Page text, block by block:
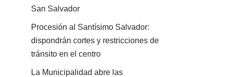
San Salvador
Procesión al Santísimo Salvador:
dispondrán cortes y restricciones de
tránsito en el centro
La Municipalidad abre las